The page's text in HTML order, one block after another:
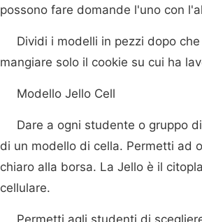
possono fare domande l'uno con
Dividi i modelli in pezzi dopo
mangiare solo il cookie su cui ha
Modello Jello Cell
Dare a ogni studente o gruppo
di un modello di cella. Permetti ad
chiaro alla borsa. La Jello è il
cellulare.